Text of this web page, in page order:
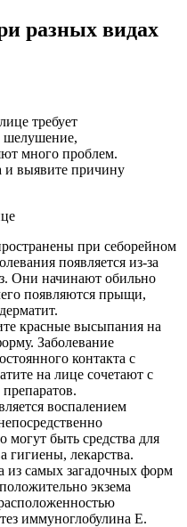
разных видах
требует
шелушение,
много проблем.
и выявите причину
при себорейном
появляется из-за
Они начинают обильно
появляются прыщи,
красные высыпания на
Заболевание
контакта с
на лице сочетают с
воспалением
могут быть средства для
гигиены, лекарства.
из самых загадочных форм
экзема
иммуноглобулина Е.